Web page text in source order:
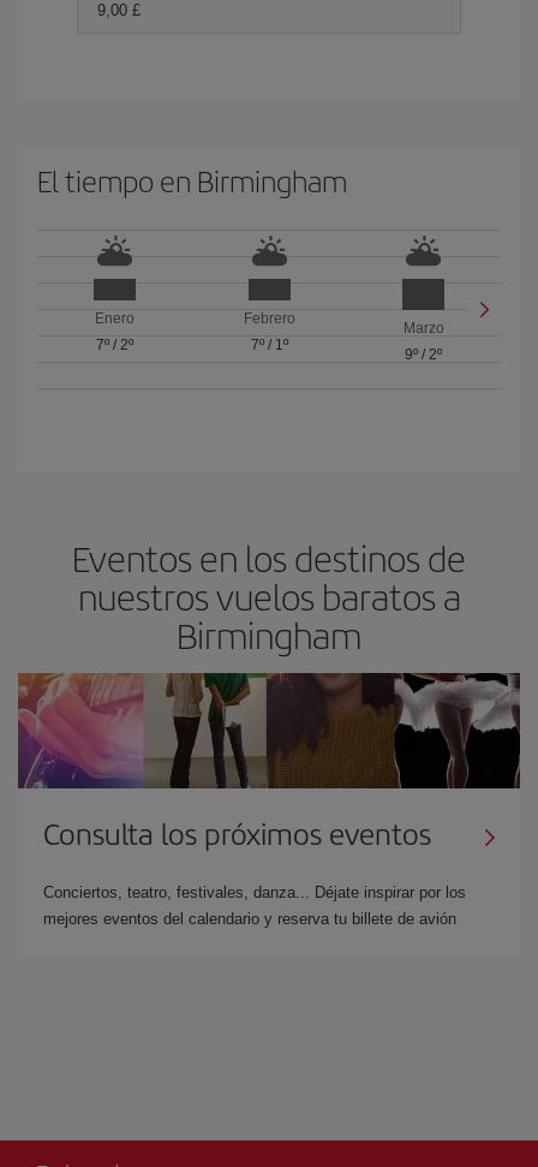
9,00 £
El tiempo en Birmingham
Enero
7º/ 2º
Febrero
7º/ 1º
Marzo
9º /2º
Eventos en los destinos de
nuestros vuelos baratos a
Birmingham
Consulta los próximos eventos
Conciertos, teatro, festivales, danza... Déjate inspirar por los
mejores eventos del calendario y reserva tu billete de avión